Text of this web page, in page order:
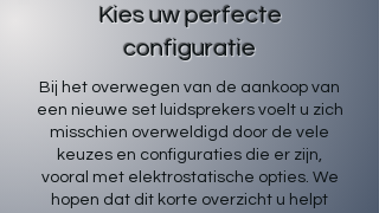
Kies uw perfecte
configuratie
Bij het overwegen van de aankoop van
een nieuwe set luidsprekers voelt u zich
misschien overweldigd door de vele
keuzes en configuraties die er zijn,
vooral met elektrostatische opties. We
hopen dat dit korte overzicht u helpt